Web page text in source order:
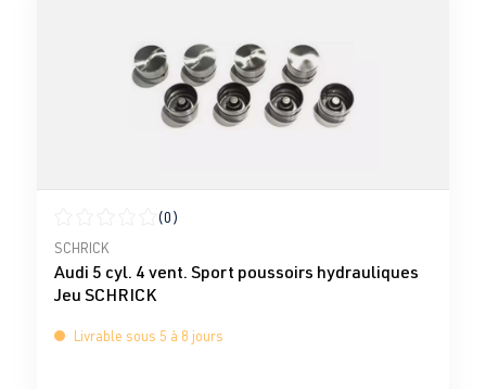
Note moyenne de 0 sur 5 étoiles
(0)
SCHRICK
Audi 5 cyl. 4 vent. Sport poussoirs hydrauliques
Jeu SCHRICK
Livrable sous 5 à 8 jours